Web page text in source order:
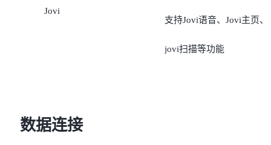
Jovi
支持Jovi语音、Jovi主页、
jovi扫描等功能
数据连接